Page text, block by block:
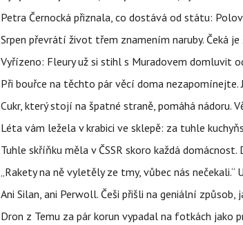
Petra Černocká přiznala, co dostává od státu:
Srpen převrátí život třem znamením naruby. Čeká
Vyřízeno: Fleury už si stihl s Muradovem domluvit
Při bouřce na těchto pár věcí doma nezapomínejte.
Cukr, který stojí na špatné straně, pomáhá nádoru.
Léta vám ležela v krabici ve sklepě: za tuhle
Tuhle skříňku měla v ČSSR skoro každá
„Rakety na ně vyletěly ze tmy, vůbec nás
Ani Silan, ani Perwoll. Češi přišli na geniální
Dron z Temu za pár korun vypadal na fotkách jako